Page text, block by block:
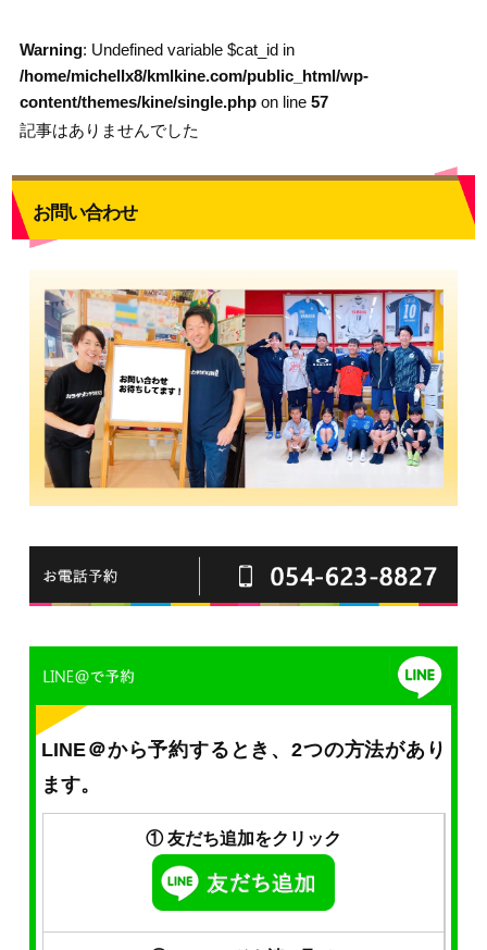
Warning: Undefined variable $cat_id in
/home/michellx8/kmlkine.com/public_html/wp-
content/themes/kine/single.phpon line 57
記事はありませんでした
お問い合わせ
LINE＠から予約するとき、2つの方法があり
ます。
① 友だち追加をクリック